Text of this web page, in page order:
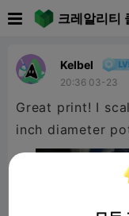
크레알리티
Kelbel
20:36 03-23
Great print! I
inch diameter